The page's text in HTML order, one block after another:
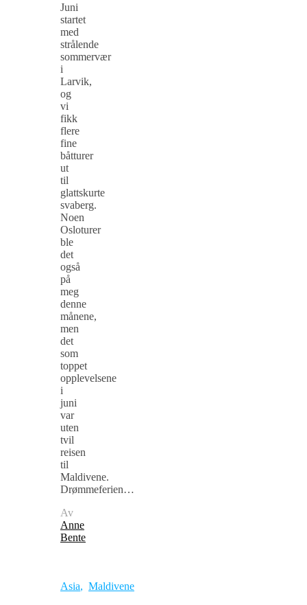
Juni
startet
med
strålende
sommervær
i
Larvik,
og
vi
fikk
flere
fine
båtturer
ut
til
glattskurte
svaberg.
Noen
Osloturer
ble
det
også
på
meg
denne
månene,
men
det
som
toppet
opplevelsene
i
juni
var
uten
tvil
reisen
til
Maldivene.
Drømmeferien…
Av
Anne
Bente
Asia, Maldivene